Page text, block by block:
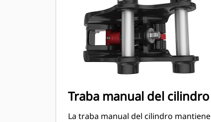
Traba manual del cilindro
La traba manual del cilindro mantiene